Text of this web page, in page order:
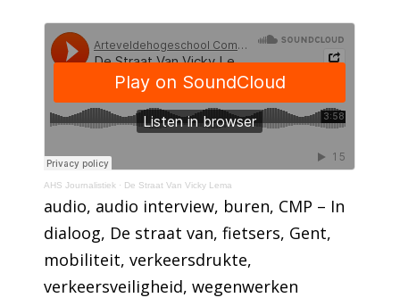
AHS Journalistiek · De Straat Van Vicky Lema
audio, audio interview, buren, CMP – In
dialoog, De straat van, fietsers, Gent
mobiliteit, verkeersdrukte
verkeersveiligheid, wegenwerken